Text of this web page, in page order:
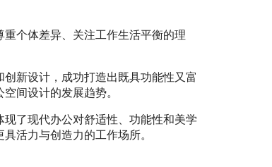
个体差异、关注工作生活平衡的理
新设计，成功打造出既具功能性又富
间设计的发展趋势。
了现代办公对舒适性、功能性和美学
活力与创造力的工作场所。